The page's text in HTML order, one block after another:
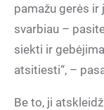
pamažu gerės ir
svarbiau –
siekti ir
atsitiesti“, –
Be to, ji